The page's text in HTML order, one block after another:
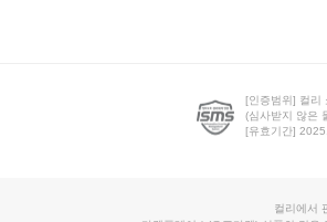
[인증범위] 컬리
(심사받지 않은
[유효기간]
컬리에서